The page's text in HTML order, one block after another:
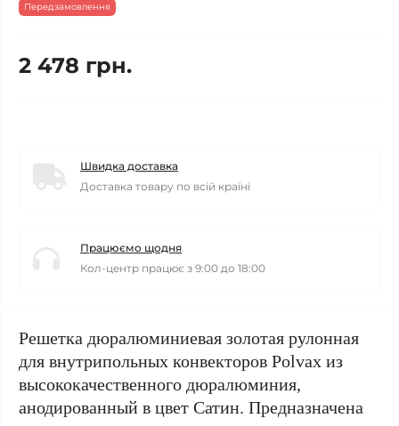
Передзамовлення
2 478 грн.
Швидка доставка
Доставка товару по всій країні
Працюємо щодня
Кол-центр працює з 9:00 до 18:00
Решетка дюралюминиевая золотая рулонная
для внутрипольных конвекторов Polvax из
высококачественного дюралюминия,
анодированный в цвет Сатин. Предназначена